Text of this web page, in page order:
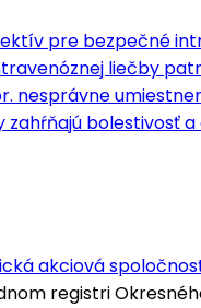
pre bezpečné
liečby
nesprávne
bolestivosť
akciová
registri